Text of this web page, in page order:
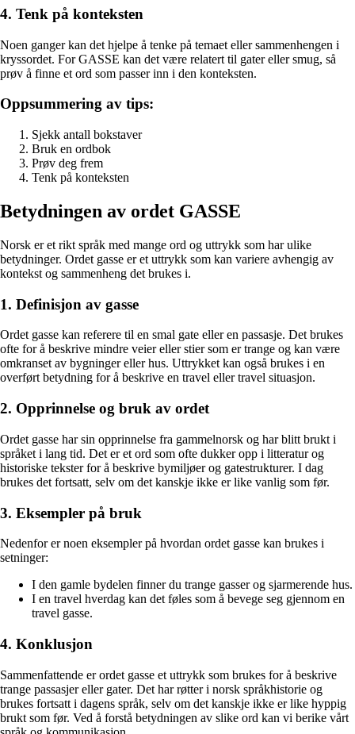
4. Tenk på konteksten
Noen ganger kan det hjelpe å tenke på temaet eller sammenhengen i
kryssordet. For GASSE kan det være relatert til gater eller smug, så
prøv å finne et ord som passer inn i den konteksten.
Oppsummering av tips:
Sjekk antall bokstaver
Bruk en ordbok
Prøv deg frem
Tenk på konteksten
Betydningen av ordet GASSE
Norsk er et rikt språk med mange ord og uttrykk som har ulike
betydninger. Ordet gasse er et uttrykk som kan variere avhengig av
kontekst og sammenheng det brukes i.
1. Definisjon av gasse
Ordet gasse kan referere til en smal gate eller en passasje. Det brukes
ofte for å beskrive mindre veier eller stier som er trange og kan være
omkranset av bygninger eller hus. Uttrykket kan også brukes i en
overført betydning for å beskrive en travel eller travel situasjon.
2. Opprinnelse og bruk av ordet
Ordet gasse har sin opprinnelse fra gammelnorsk og har blitt brukt i
språket i lang tid. Det er et ord som ofte dukker opp i litteratur og
historiske tekster for å beskrive bymiljøer og gatestrukturer. I dag
brukes det fortsatt, selv om det kanskje ikke er like vanlig som før.
3. Eksempler på bruk
Nedenfor er noen eksempler på hvordan ordet gasse kan brukes i
setninger:
I den gamle bydelen finner du trange gasser og sjarmerende hus.
I en travel hverdag kan det føles som å bevege seg gjennom en
travel gasse.
4. Konklusjon
Sammenfattende er ordet gasse et uttrykk som brukes for å beskrive
trange passasjer eller gater. Det har røtter i norsk språkhistorie og
brukes fortsatt i dagens språk, selv om det kanskje ikke er like hyppig
brukt som før. Ved å forstå betydningen av slike ord kan vi berike vårt